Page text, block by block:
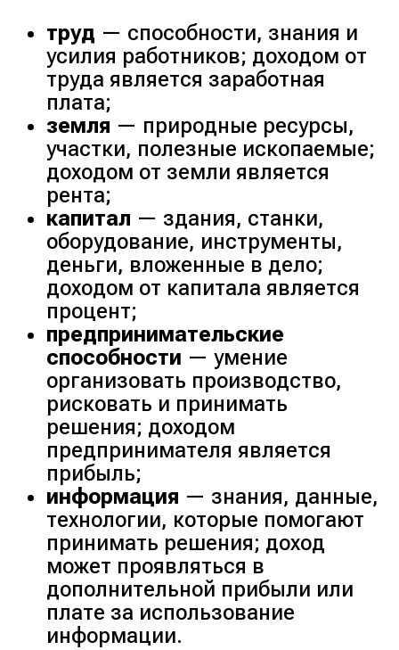
труд — способности, знания и
усилия работников; доходом от
труда является заработная
плата;
земля — природные ресурсы,
участки, полезные ископаемые;
доходом от земли является
рента;
капитал — здания, станки,
оборудование, инструменты,
деньги, вложенные в дело;
доходом от капитала является
процент;
предпринимательские
способности — умение
организовать производство,
рисковать и принимать
решения; доходом
предпринимателя является
прибыль;
информация — знания, данные,
технологии, которые помогают
принимать решения; доход
может проявляться в
дополнительной прибыли или
плате за использование
информации.